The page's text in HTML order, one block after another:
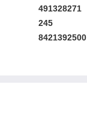
491328271
245
8421392500